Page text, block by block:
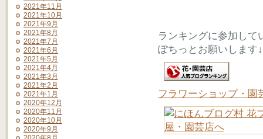
2021年11月
2021年10月
2021年9月
2021年8月
2021年7月
2021年6月
2021年5月
2021年4月
2021年3月
2021年2月
2021年1月
2020年12月
2020年11月
2020年10月
2020年9月
ランキングに参加して
ぽちっとお願いします↓
フラワーショップ・園